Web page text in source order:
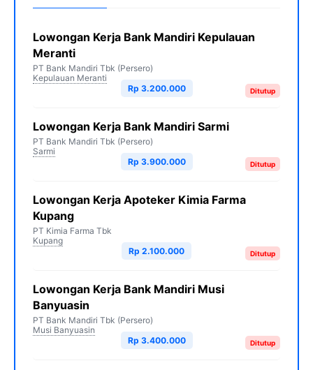
Lowongan Kerja Bank Mandiri Kepulauan
Meranti
PT Bank Mandiri Tbk (Persero)
Kepulauan Meranti
Ditutup
Rp 3.200.000
Lowongan Kerja Bank Mandiri Sarmi
PT Bank Mandiri Tbk (Persero)
Sarmi
Ditutup
Rp 3.900.000
Lowongan Kerja Apoteker Kimia Farma
Kupang
PT Kimia Farma Tbk
Kupang
Ditutup
Rp 2.100.000
Lowongan Kerja Bank Mandiri Musi
Banyuasin
PT Bank Mandiri Tbk (Persero)
Musi Banyuasin
Ditutup
Rp 3.400.000